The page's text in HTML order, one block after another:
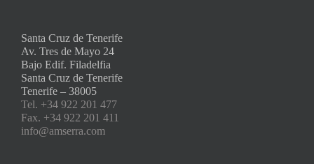
Santa Cruz de Tenerife
Av. Tres de Mayo 24
Bajo Edif. Filadelfia
Santa Cruz de Tenerife
Tenerife – 38005
Tel. +34 922 201 477
Fax. +34 922 201 411
info@amserra.com